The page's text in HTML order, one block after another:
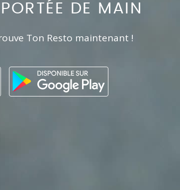
DE MAIN
Ton Resto maintenant !